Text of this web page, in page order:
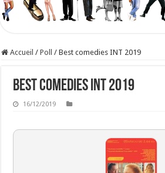
Accueil / Poll / Best comedies INT 2019
Best comedies INT 2019
16/12/2019